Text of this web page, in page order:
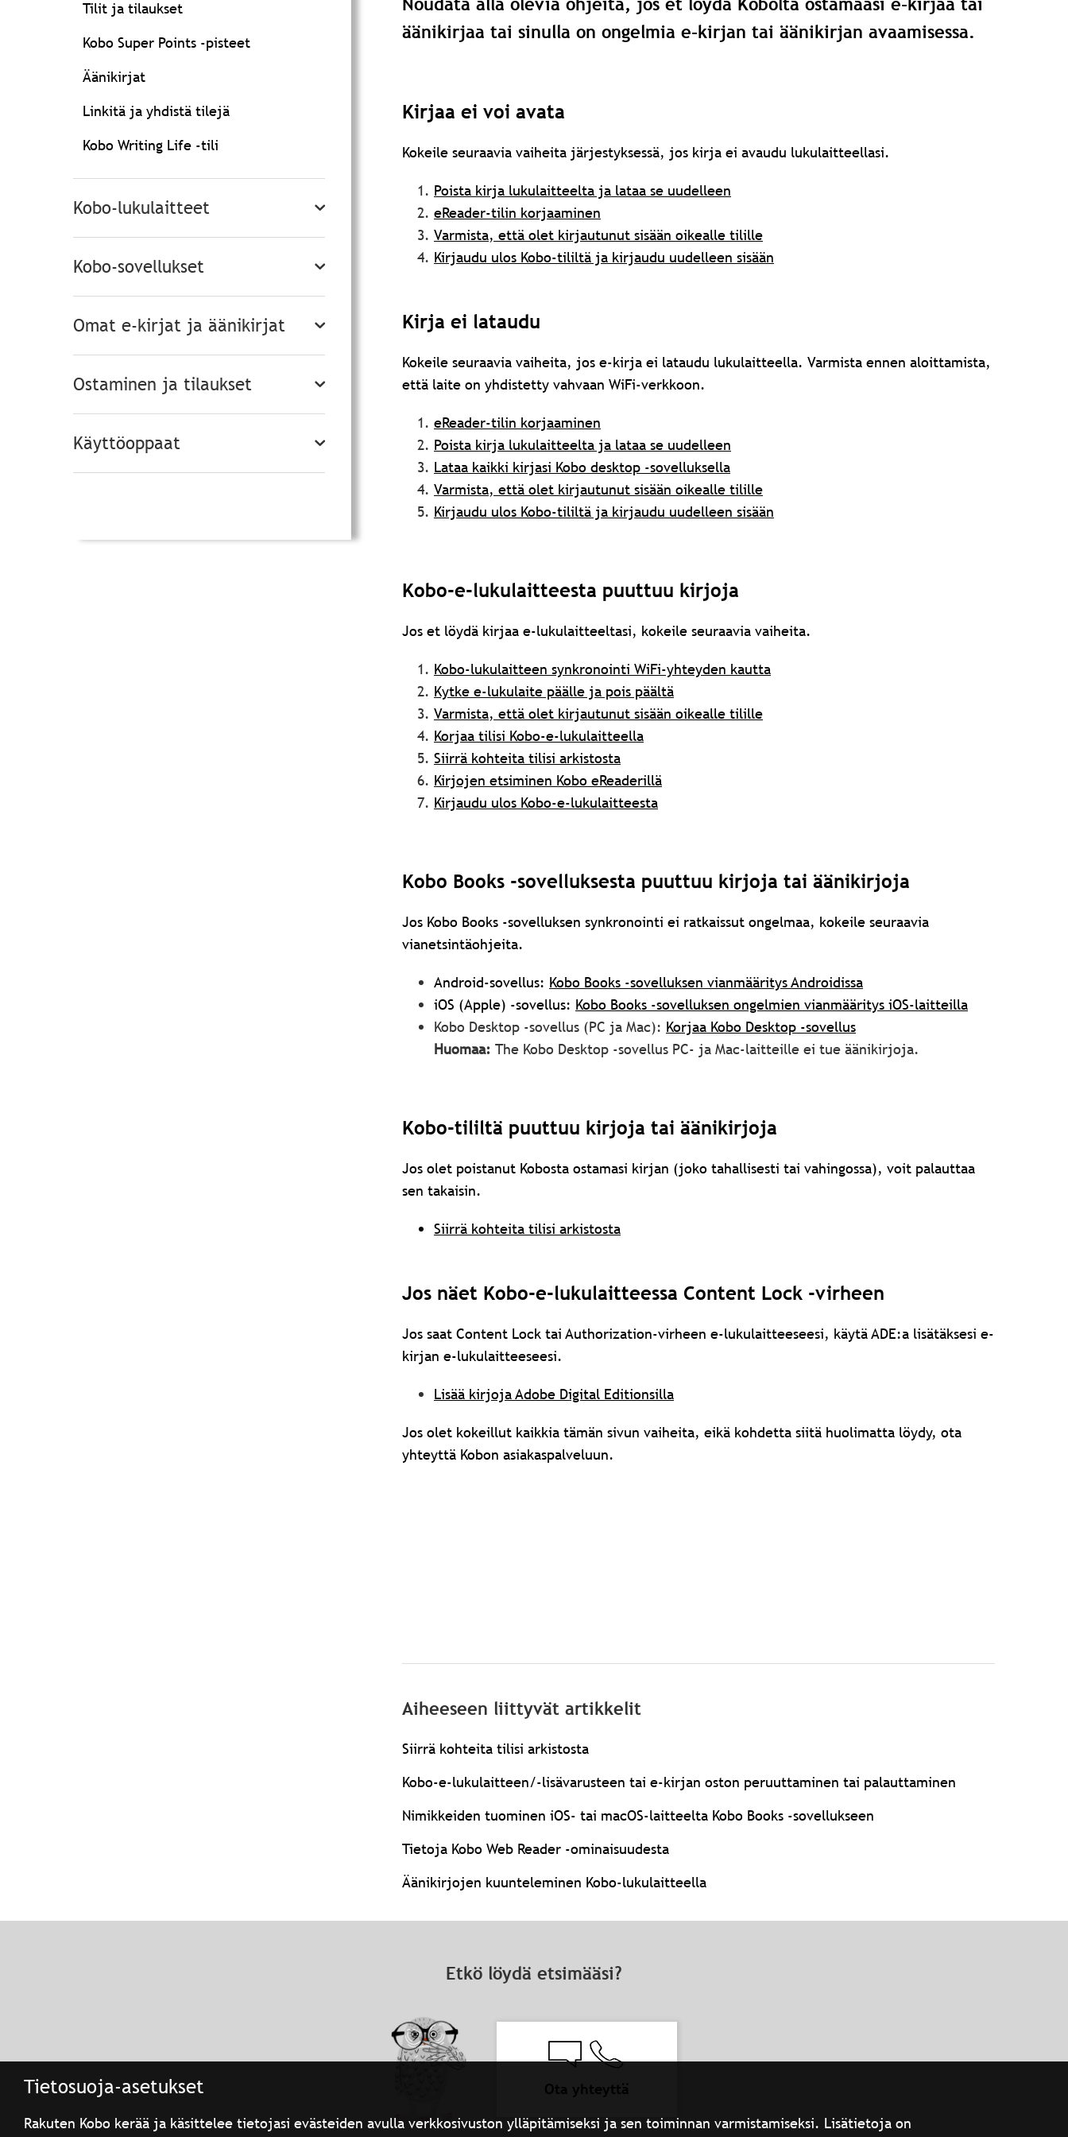
Tietosuoja-asetukset
Rakuten Kobo kerää ja käsittelee tietojasi evästeiden avulla verkkosivuston ylläpitämiseksi ja sen toiminnan varmistamiseksi. Lisätietoja on
Tilit ja tilaukset
Kobo Super Points -pisteet
Äänikirjat
Linkitä ja yhdistä tilejä
Kobo Writing Life -tili
Kobo-lukulaitteet
Kobo-sovellukset
Omat e-kirjat ja äänikirjat
Ostaminen ja tilaukset
Käyttöoppaat
Noudata alla olevia ohjeita, jos et löydä Kobolta ostamaasi e-kirjaa tai
äänikirjaa tai sinulla on ongelmia e-kirjan tai äänikirjan avaamisessa.
Kirjaa ei voi avata
Kokeile seuraavia vaiheita järjestyksessä, jos kirja ei avaudu lukulaitteellasi.
Poista kirja lukulaitteelta ja lataa se uudelleen
eReader-tilin korjaaminen
Varmista, että olet kirjautunut sisään oikealle tilille
Kirjaudu ulos Kobo-tililtä ja kirjaudu uudelleen sisään
Kirja ei lataudu
Kokeile seuraavia vaiheita, jos e-kirja ei lataudu lukulaitteella. Varmista ennen aloittamista,
että laite on yhdistetty vahvaan WiFi-verkkoon.
eReader-tilin korjaaminen
Poista kirja lukulaitteelta ja lataa se uudelleen
Lataa kaikki kirjasi Kobo desktop -sovelluksella
Varmista, että olet kirjautunut sisään oikealle tilille
Kirjaudu ulos Kobo-tililtä ja kirjaudu uudelleen sisään
Kobo-e-lukulaitteesta puuttuu kirjoja
Jos et löydä kirjaa e-lukulaitteeltasi, kokeile seuraavia vaiheita.
Kobo-lukulaitteen synkronointi WiFi-yhteyden kautta
Kytke e-lukulaite päälle ja pois päältä
Varmista, että olet kirjautunut sisään oikealle tilille
Korjaa tilisi Kobo-e-lukulaitteella
Siirrä kohteita tilisi arkistosta
Kirjojen etsiminen Kobo eReaderillä
Kirjaudu ulos Kobo-e-lukulaitteesta
Kobo Books -sovelluksesta puuttuu kirjoja tai äänikirjoja
Jos Kobo Books -sovelluksen synkronointi ei ratkaissut ongelmaa, kokeile seuraavia
vianetsintäohjeita.
Android-sovellus: Kobo Books -sovelluksen vianmääritys Androidissa
iOS (Apple) -sovellus: Kobo Books -sovelluksen ongelmien vianmääritys iOS-laitteilla
Kobo Desktop -sovellus (PC ja Mac): Korjaa Kobo Desktop -sovellus
Huomaa: The Kobo Desktop -sovellus PC- ja Mac-laitteille ei tue äänikirjoja.
Kobo-tililtä puuttuu kirjoja tai äänikirjoja
Jos olet poistanut Kobosta ostamasi kirjan (joko tahallisesti tai vahingossa), voit palauttaa
sen takaisin.
Siirrä kohteita tilisi arkistosta
Jos näet Kobo-e-lukulaitteessa Content Lock -virheen
Jos saat Content Lock tai Authorization-virheen e-lukulaitteeseesi, käytä ADE:a lisätäksesi e-
kirjan e-lukulaitteeseesi.
Lisää kirjoja Adobe Digital Editionsilla
Jos olet kokeillut kaikkia tämän sivun vaiheita, eikä kohdetta siitä huolimatta löydy, ota
yhteyttä Kobon asiakaspalveluun.
Aiheeseen liittyvät artikkelit
Siirrä kohteita tilisi arkistosta
Kobo-e-lukulaitteen/-lisävarusteen tai e-kirjan oston peruuttaminen tai palauttaminen
Nimikkeiden tuominen iOS- tai macOS-laitteelta Kobo Books -sovellukseen
Tietoja Kobo Web Reader -ominaisuudesta
Äänikirjojen kuunteleminen Kobo-lukulaitteella
Etkö löydä etsimääsi?
Ota yhteyttä